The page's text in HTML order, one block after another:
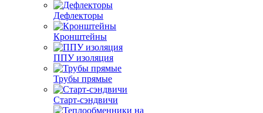
Дефлекторы
Кронштейны
ППУ изоляция
Трубы прямые
Старт-сэндвичи